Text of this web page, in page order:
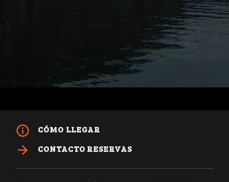
info_outline CÓMO LLEGAR
arrow_forward CONTACTO RESERVAS